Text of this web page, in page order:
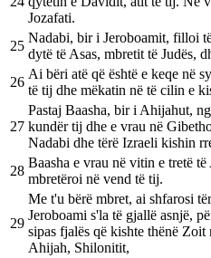
Jozafati.
25
Nadabi, bir i Jeroboamit, filloi
dytë të Asas, mbretit të Judës,
26
Ai bëri atë që është e keqe në
të tij dhe mëkatin në të cilin e
27
Pastaj Baasha, bir i Ahijahut,
kundër tij dhe e vrau në
Nadabi dhe tërë Izraeli kishin
28
Baasha e vrau në vitin e tretë
mbretëroi në vend të tij.
29
Me t'u bërë mbret, ai shfarosi
Jeroboami s'la të gjallë asnjë,
sipas fjalës që kishte thënë Zoit
Ahijah, Shilonitit,